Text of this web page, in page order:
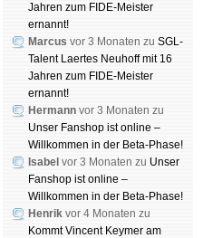
Jahren zum FIDE-Meister
ernannt!
Marcus vor 3 Monaten zu SGL-
Talent Laertes Neuhoff mit 16
Jahren zum FIDE-Meister
ernannt!
Hermann vor 3 Monaten zu
Unser Fanshop ist online –
Willkommen in der Beta-Phase!
Isabel vor 3 Monaten zu Unser
Fanshop ist online –
Willkommen in der Beta-Phase!
Henrik vor 4 Monaten zu
Kommt Vincent Keymer am